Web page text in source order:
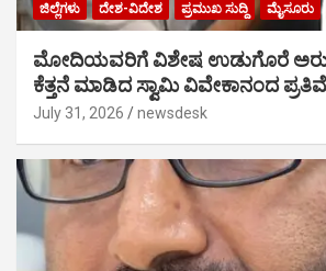
ಜಿಲ್ಲೆಗಳು ದೇಶ-ವಿದೇಶ ಪ್ರಮುಖ ಸುದ್ದಿ ಮೈಸೂರು
ಮೋದಿಯವರಿಗೆ ವಿಶೇಷ ಉಡುಗೊರೆ
ಕೆತ್ತನೆ ಮಾಡಿದ ಸ್ವಾಮಿ ವಿವೇಕಾನಂದ
July 31, 2026 newsdesk